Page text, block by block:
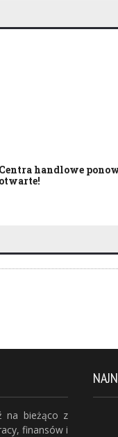
Centra handlowe
otwarte!
na bieżąco z
finansów i